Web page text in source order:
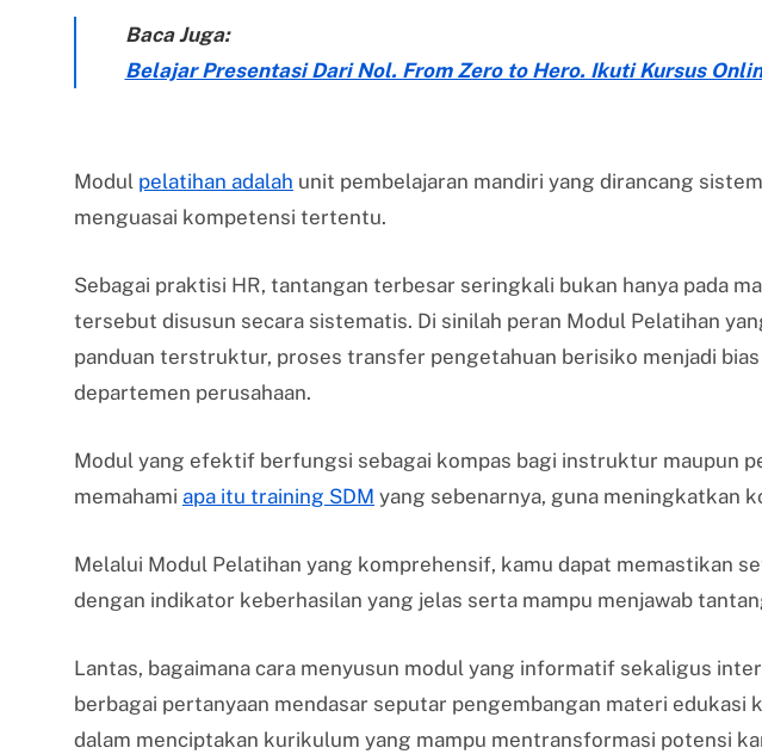
Baca Juga:
Belajar Presentasi Dari Nol. From Zero to Hero. Ikuti Kursus
Modul pelatihan adalah unit pembelajaran mandiri yang dirancang
menguasai kompetensi tertentu.
Sebagai praktisi HR, tantangan terbesar seringkali bukan hanya pada
tersebut disusun secara sistematis. Di sinilah peran Modul Pelatihan
panduan terstruktur, proses transfer pengetahuan berisiko menjadi
departemen perusahaan.
Modul yang efektif berfungsi sebagai kompas bagi instruktur maupun
memahami apa itu training SDM yang sebenarnya, guna meningkatkan
Melalui Modul Pelatihan yang komprehensif, kamu dapat memastikan
dengan indikator keberhasilan yang jelas serta mampu menjawab
Lantas, bagaimana cara menyusun modul yang informatif sekaligus
berbagai pertanyaan mendasar seputar pengembangan materi edukasi
dalam menciptakan kurikulum yang mampu mentransformasi potensi